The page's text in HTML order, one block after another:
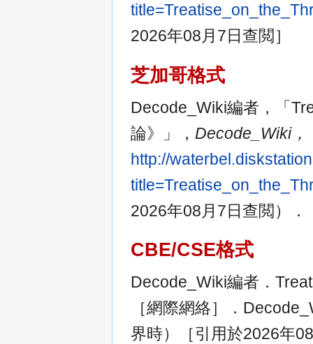
2026年08月7日查閲］
芝加哥格式
Decode_Wiki編者，「
論》」， Decode_Wiki，
http://
2026年08月7日查閲）．
CBE/CSE格式
Decode_Wiki編者．
［網際網絡］．
界時）［引用於2026年